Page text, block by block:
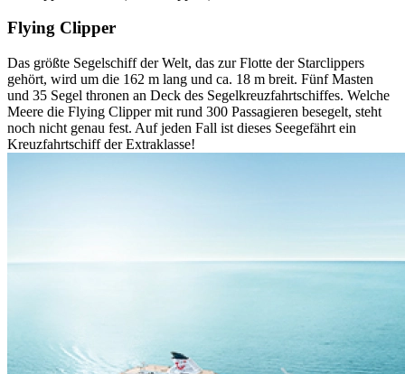
Flying Clipper
Das größte Segelschiff der Welt, das zur Flotte der Starclippers
gehört, wird um die 162 m lang und ca. 18 m breit. Fünf Masten
und 35 Segel thronen an Deck des Segelkreuzfahrtschiffes. Welche
Meere die Flying Clipper mit rund 300 Passagieren besegelt, steht
noch nicht genau fest. Auf jeden Fall ist dieses Seegefährt ein
Kreuzfahrtschiff der Extraklasse!